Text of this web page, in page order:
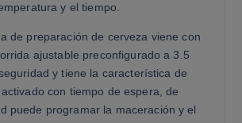
y el tiempo.
de preparación de cerveza viene con
ajustable preconfigurado a 3.5
y tiene la característica de
con tiempo de espera, de
puede programar la maceración y el